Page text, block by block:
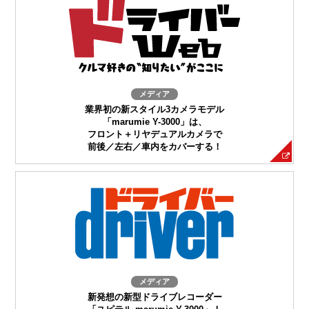
メディア
業界初の新スタイル3カメラモデル
「marumie Y-3000」は、
フロント＋リヤデュアルカメラで
前後／左右／車内をカバーする！
メディア
新発想の新型ドライブレコーダー